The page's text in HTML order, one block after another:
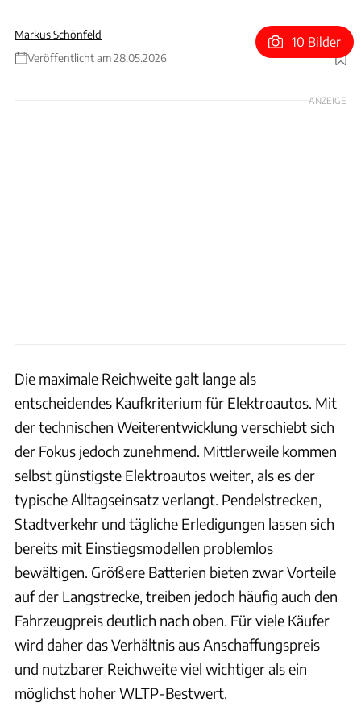
Markus Schönfeld
Veröffentlicht am 28.05.2026
Foto: Hersteller / Schönfeld
10 Bilder
ANZEIGE
Die maximale Reichweite galt lange als
entscheidendes Kaufkriterium für Elektroautos. Mit
der technischen Weiterentwicklung verschiebt sich
der Fokus jedoch zunehmend. Mittlerweile kommen
selbst günstigste Elektroautos weiter, als es der
typische Alltagseinsatz verlangt. Pendelstrecken,
Stadtverkehr und tägliche Erledigungen lassen sich
bereits mit Einstiegsmodellen problemlos
bewältigen. Größere Batterien bieten zwar Vorteile
auf der Langstrecke, treiben jedoch häufig auch den
Fahrzeugpreis deutlich nach oben. Für viele Käufer
wird daher das Verhältnis aus Anschaffungspreis
und nutzbarer Reichweite viel wichtiger als ein
möglichst hoher WLTP-Bestwert.